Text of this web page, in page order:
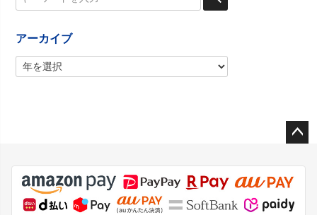
アーカイブ
ジト
ップ
へ